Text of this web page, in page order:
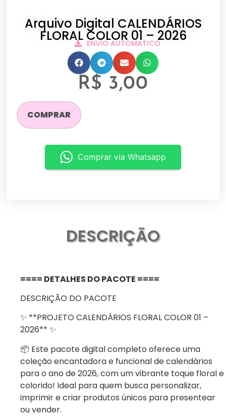
Arquivo Digital CALENDÁRIOS
FLORAL COLOR 01 – 2026
ENVIO AUTOMATICO
R$ 3,00
COMPRAR
Comprar via Whatsapp
DESCRIÇÃO
==== DETALHES DO PACOTE ====
DESCRIÇÃO DO PACOTE
✨ **PROJETO CALENDÁRIOS FLORAL COLOR 01 –
2026** ✨
📦 Este pacote digital completo oferece uma
coleção encantadora e funcional de calendários
para o ano de 2026, com um vibrante toque floral e
colorido! Ideal para quem busca personalizar,
imprimir e criar produtos únicos para presentear
ou vender.